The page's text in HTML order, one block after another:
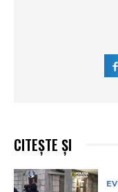
CITEȘTE ȘI